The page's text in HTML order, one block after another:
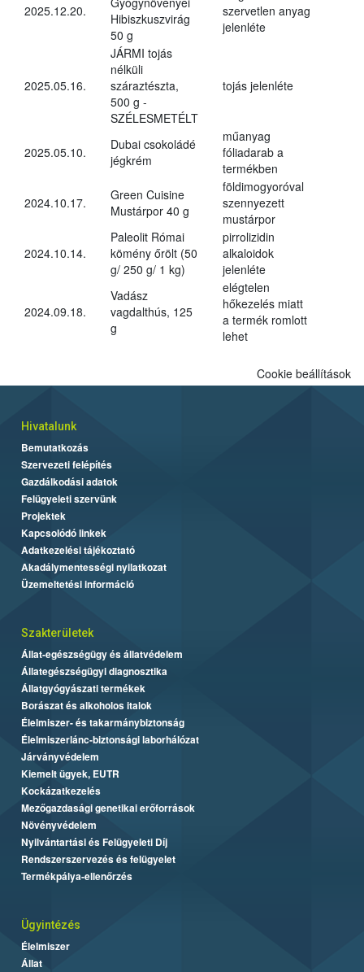
2025.12.20.
Hibiszkuszvirág
50 g
szervetlen anyag
jelenléte
2025.05.16.
JÁRMI tojás
nélküli
száraztészta,
500 g -
SZÉLESMETÉLT
tojás jelenléte
2025.05.10.
Dubai csokoládé
jégkrém
műanyag
fóliadarab a
termékben
2024.10.17.
Green Cuisine
Mustárpor 40 g
földimogyoróval
szennyezett
mustárpor
2024.10.14.
Paleolit Római
kömény őrölt (50
g/ 250 g/ 1 kg)
pirrolizidin
alkaloidok
jelenléte
2024.09.18.
Vadász
vagdalthús, 125
g
elégtelen
hőkezelés miatt
a termék romlott
lehet
Cookie beállítások
Hivatalunk
Bemutatkozás
Szervezeti felépítés
Gazdálkodási adatok
Felügyeleti szervünk
Projektek
Kapcsolódó linkek
Adatkezelési tájékoztató
Akadálymentességi nyilatkozat
Üzemeltetési információ
Szakterületek
Állat-egészségügy és állatvédelem
Állategészségügyi diagnosztika
Állatgyógyászati termékek
Borászat és alkoholos italok
Élelmiszer- és takarmánybiztonság
Élelmiszerlánc-biztonsági laborhálózat
Járványvédelem
Kiemelt ügyek, EUTR
Kockázatkezelés
Mezőgazdasági genetikai erőforrások
Növényvédelem
Nyilvántartási és Felügyeleti Díj
Rendszerszervezés és felügyelet
Termékpálya-ellenőrzés
Ügyintézés
Élelmiszer
Állat